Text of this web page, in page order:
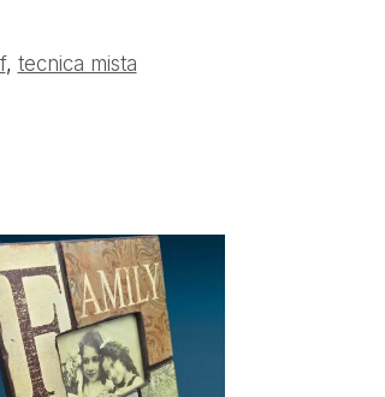
, tecnica mista